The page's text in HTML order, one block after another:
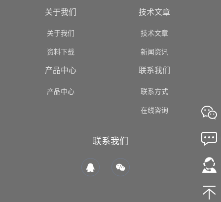
关于我们
关于我们
资料下载
技术文章
技术文章
新闻资讯
产品中心
产品中心
联系我们
联系方式
在线咨询
联系我们